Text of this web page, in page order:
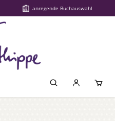
anregende Buchauswahl